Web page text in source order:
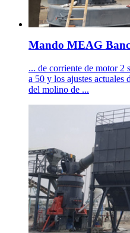
Mando MEAG
... de corriente de motor 2
a 50 y los ajustes actuales
del molino de ...